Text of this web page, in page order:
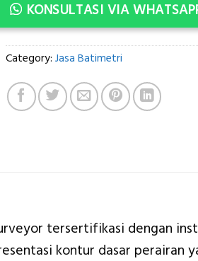
KONSULTASI VIA
Category: Jasa Batimetri
tersertifikasi dengan
kontur dasar perairan